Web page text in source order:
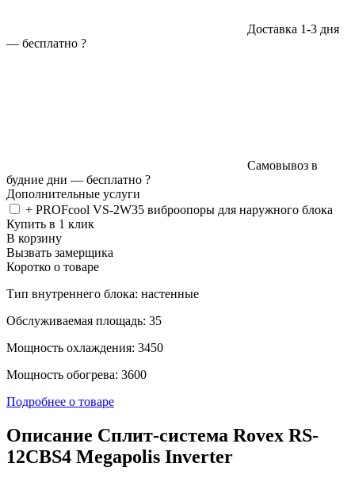
Доставка 1-3 дня
— бесплатно ?
Самовывоз в
будние дни — бесплатно ?
Дополнительные услуги
+ PROFcool VS-2W35 виброопоры для наружного блока
Купить в 1 клик
В корзину
Вызвать замерщика
Коротко о товаре
Тип внутреннего блока: настенные
Обслуживаемая площадь: 35
Мощность охлаждения: 3450
Мощность обогрева: 3600
Подробнее о товаре
Описание Сплит-система Rovex RS-
12CBS4 Megapolis Inverter